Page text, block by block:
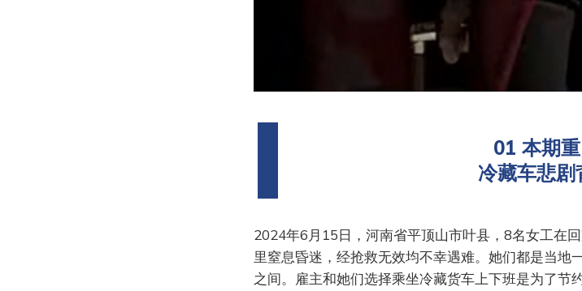
01 本期
冷藏车悲剧
2024年6月15日，河南省平顶山市叶县，8名女工在
里窒息昏迷，经抢救无效均不幸遇难。她们都是当地
之间。雇主和她们选择乘坐冷藏货车上下班是为了节